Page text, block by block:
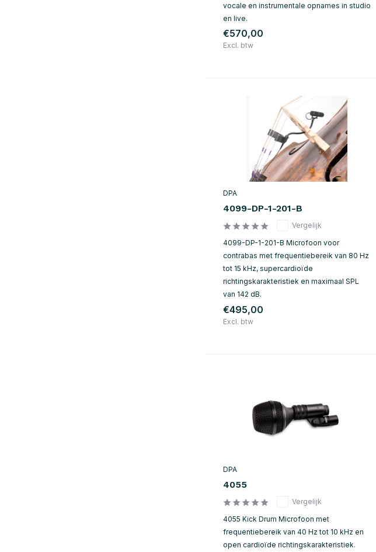
vocale en instrumentale opnames in studio
en live.
€570,00
Excl. btw
DPA
4099-DP-1-201-B
Vergelijk
4099-DP-1-201-B Microfoon voor
contrabas met frequentiebereik van 80 Hz
tot 15 kHz, supercardioïde
richtingskarakteristiek en maximaal SPL
van 142 dB.
€495,00
Excl. btw
DPA
4055
Vergelijk
4055 Kick Drum Microfoon met
frequentiebereik van 40 Hz tot 10 kHz en
open cardioïde richtingskarakteristiek.